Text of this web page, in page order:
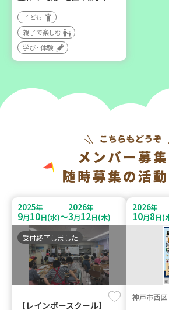
子ども
親子で楽しむ
学び・体験
メンバー募集
随時募集の活
2025年
9月10日(水)～
2026年
3月12日(木)
受付終了しました
【レインボースクール】
2026年
10月8日(
神戸市西区